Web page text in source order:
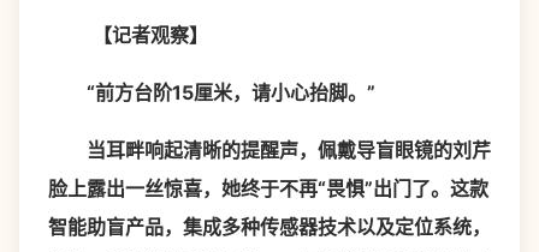
【记者观察】
“前方台阶15厘米，请小心抬脚。”
当耳畔响起清晰的提醒声，佩戴导盲眼镜的刘芹
脸上露出一丝惊喜，她终于不再“畏惧”出门了。这款
智能助盲产品，集成多种传感器技术以及定位系统，